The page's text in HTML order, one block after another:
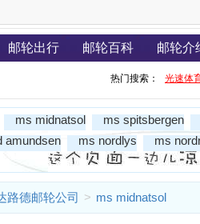
邮轮出行 邮轮百科 邮轮介
热门搜索： 光速体
ms midnatsol
ms spitsbergen
amundsen ms nordlys
ms
路德邮轮公司 > ms midnatsol